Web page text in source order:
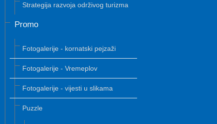
Strategija razvoja održivog turizma
Promo
Fotogalerije - kornatski pejzaži
Fotogalerije - Vremeplov
Fotogalerije - vijesti u slikama
Puzzle